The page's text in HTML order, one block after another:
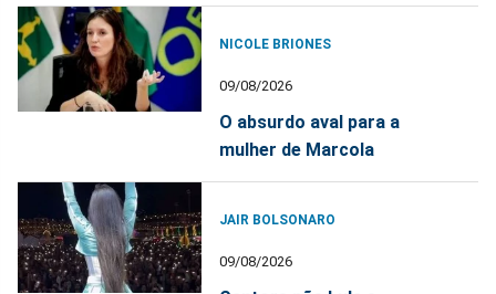
NICOLE BRIONES
09/08/2026
O absurdo aval para a
mulher de Marcola
JAIR BOLSONARO
09/08/2026